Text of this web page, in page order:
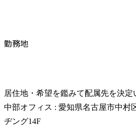
勤務地
居住地・希望を鑑みて配属先を決定
中部オフィス : 愛知県名古屋市中村
ヂング14F